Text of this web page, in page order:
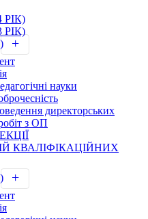
РІК)
РІК)
науки
директорських
з ОП
КВАЛІФІКАЦІЙНИХ